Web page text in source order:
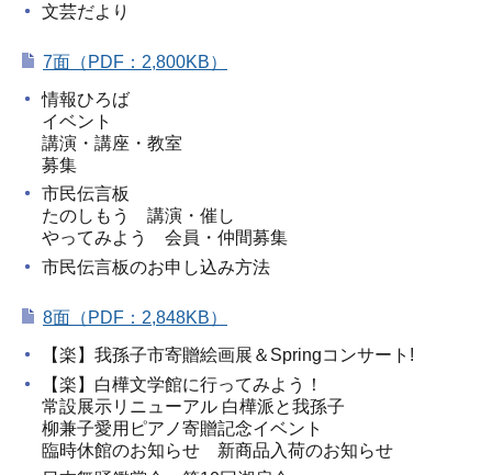
文芸だより
7面（PDF：2,800KB）
情報ひろば
イベント
講演・講座・教室
募集
市民伝言板
たのしもう 講演・催し
やってみよう 会員・仲間募集
市民伝言板のお申し込み方法
8面（PDF：2,848KB）
【楽】我孫子市寄贈絵画展＆Springコンサート!
【楽】白樺文学館に行ってみよう！
常設展示リニューアル 白樺派と我孫子
柳兼子愛用ピアノ寄贈記念イベント
臨時休館のお知らせ 新商品入荷のお知らせ